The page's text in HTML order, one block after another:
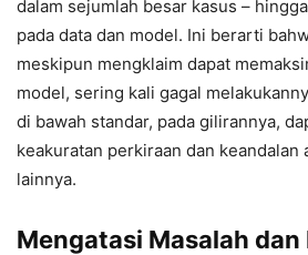
dalam sejumlah besar kasus –
pada data dan model. Ini berarti
meskipun mengklaim dapat
model, sering kali gagal
di bawah standar, pada gilirannya,
keakuratan perkiraan dan keandalan
lainnya.
Mengatasi Masalah dan